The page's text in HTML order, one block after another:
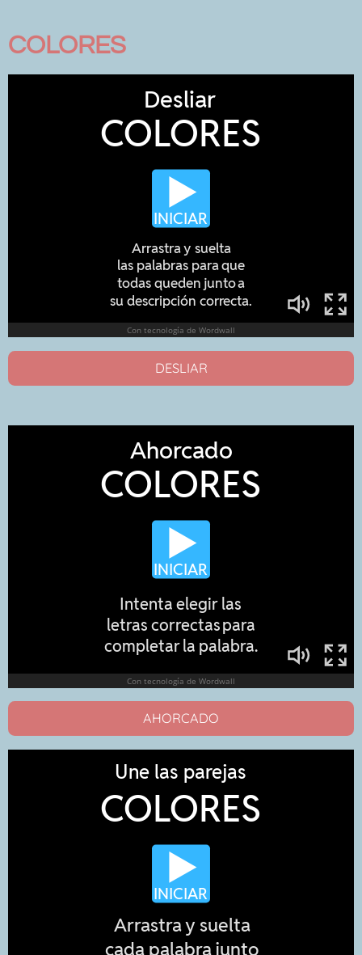
COLORES
DESLIAR
AHORCADO